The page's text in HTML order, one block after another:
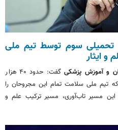
جنگ تحمیلی سوم توسط تیم ملی
و ایثار
و آموزش پزشکی
گفت: حدود ۴۰ هزار
تیم ملی سلامت تمام این مجروحان را
مسیر تاب‌آوری، مسیر ترکیب علم و